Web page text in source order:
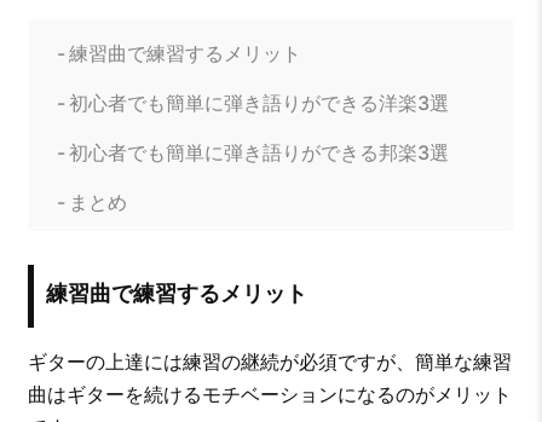
練習曲で練習するメリット
初心者でも簡単に弾き語りができる洋楽3選
初心者でも簡単に弾き語りができる邦楽3選
まとめ
練習曲で練習するメリット
ギターの上達には練習の継続が必須ですが、簡単な練習
曲はギターを続けるモチベーションになるのがメリット